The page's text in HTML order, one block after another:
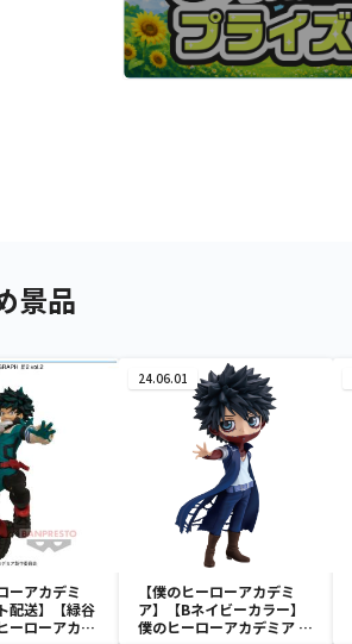
景品
ーアカデミ
配送】【緑谷
ーローアカデ
24.06.01
【僕のヒーローアカデミ
ア】【Bネイビーカラー】
僕のヒーローアカデミア Q